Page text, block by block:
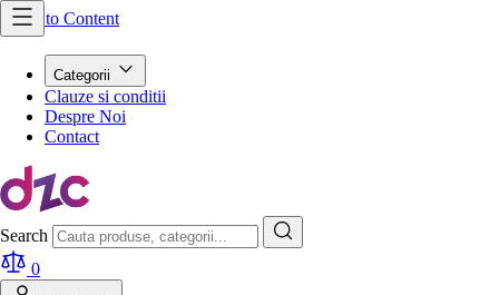
Skip to Content
Categorii
Clauze si conditii
Despre Noi
Contact
Search
0